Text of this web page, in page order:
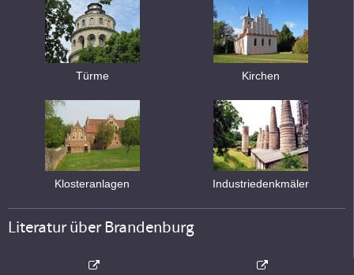
Türme Kirchen
Klosteranlagen Industriedenkmäler
Literatur über Brandenburg